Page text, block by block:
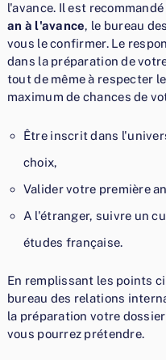
l'avance. Il est
an à l'avance, le bureau
vous le confirmer. Le
dans la préparation de
tout de même à respecter
maximum de chances de
Être inscrit dans
choix,
Valider votre première
A l'étranger, suivre un
études française.
En remplissant les points
bureau des relations
la préparation votre
vous pourrez prétendre.